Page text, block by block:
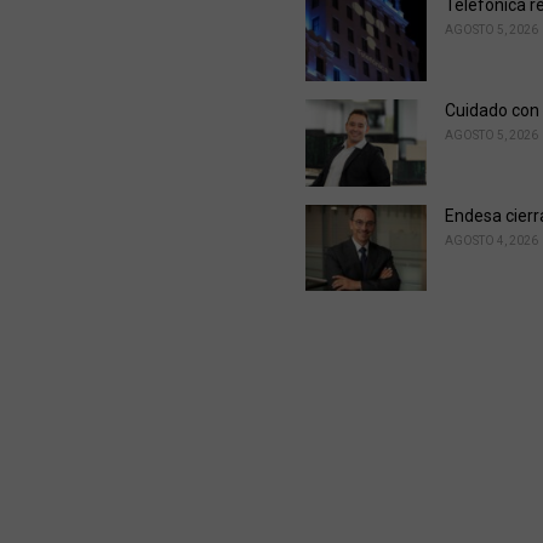
Telefónica
AGOSTO 5, 2026
Cuidado
AGOSTO 5, 2026
Endesa
AGOSTO 4, 2026